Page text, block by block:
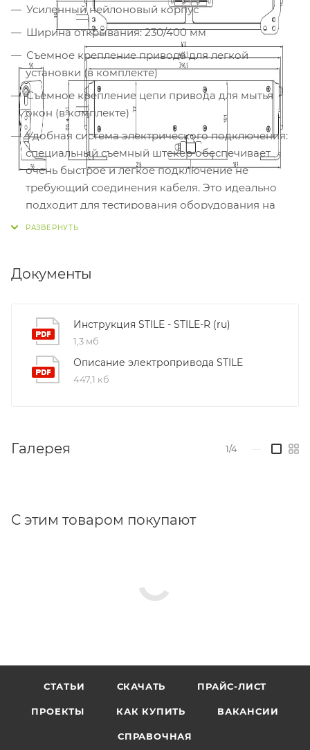
Усиленный нейлоновый корпус
Ширина открывания: 230/400 мм
Съемное крепление привода для легкой
установки (в комплекте)
Съемное крепление цепи привода для мытья
окон (в комплекте)
Удобная система электрического подключения:
специальный съемный штекер обеспечивает
очень быстрое и легкое подключение не
требующий соединения кабеля. Это идеально
подходит для тестирования оборудования на
строительной площадке после монтажа
Габаритные размеры:
Документы
Инструкция STILE - STILE-R (ru)
1,3 мб
Описание электропривода STILE
447,1 кб
Галерея 1/4
С этим товаром покупают
СТАТЬИ СКАЧАТЬ ПРАЙС-ЛИСТ
ПРОЕКТЫ КАК КУПИТЬ ВАКАНСИИ
СПРАВОЧНАЯ